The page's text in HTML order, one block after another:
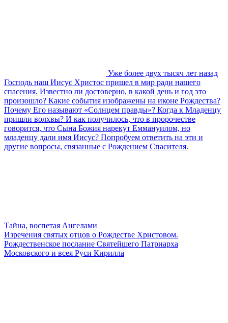
Уже более двух тысяч лет назад
Господь наш Иисус Христос пришел в мир ради нашего
спасения. Известно ли достоверно, в какой день и год это
произошло? Какие события изображены на иконе Рождества?
Почему Его называют «Солнцем правды»? Когда к Младенцу
пришли волхвы? И как получилось, что в пророчестве
говорится, что Сына Божия нарекут Еммануилом, но
младенцу дали имя Иисус? Попробуем ответить на эти и
другие вопросы, связанные с Рождением Спасителя.
Тайна, воспетая Ангелами
Изречения святых отцов о Рождестве Христовом.
Рождественское послание Святейшего Патриарха
Московского и всея Руси Кирилла